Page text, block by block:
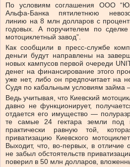
По условиям соглашения ООО
Альфа-Банка пятилетнюю
линию на 8 млн долларов с
годовых. А поручителем по
мотоциклетный завод”.
Как сообщили в пресс-службе
деньги будут направлены на
новых кампусов первой очереди
денег на финансирование этого
уже нет, либо он предпочитает на
Судя по кабальным условиям займа
Ведь учитывая, что Киевский
давно не функционирует,
отдается его имущество —
те самые 24 гектара земли
практически равную той,
приватизацию Киевского
Выходит, что, во-первых, в
не забыл обстоятельств
поверил в 50 млн долларов,